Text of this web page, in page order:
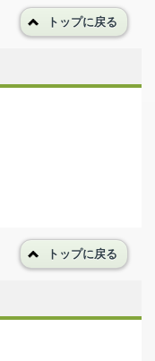
トップに戻る
トップに戻る